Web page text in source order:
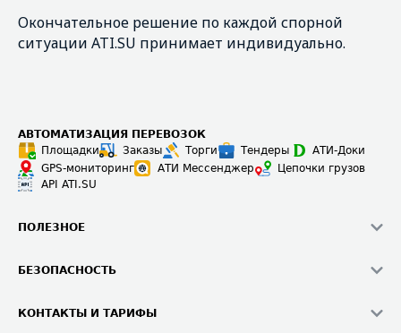
Окончательное решение по каждой спорной
ситуации ATI.SU принимает индивидуально.
АВТОМАТИЗАЦИЯ ПЕРЕВОЗОК
Площадки
Заказы Торги Тендеры
АТИ-Доки
GPS-мониторинг
АТИ Мессенджер
Цепочки грузов
API ATI.SU
ПОЛЕЗНОЕ
Звезды ATI.SU на вашем сайте
БЕЗОПАСНОСТЬ
КОНТАКТЫ И ТАРИФЫ